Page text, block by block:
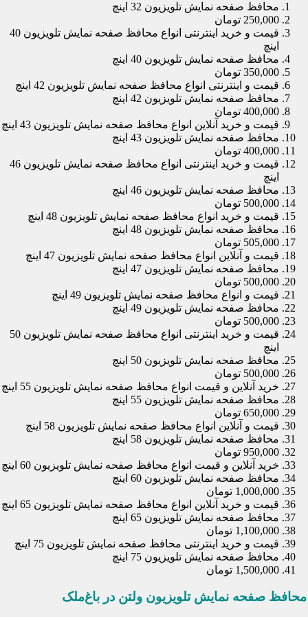
محافظ صفحه نمایش تلویزیون 32 اینچ
250,000 تومان
قیمت و خرید اینترنتی انواع محافظ صفحه نمایش تلویزیون 40
اینچ
محافظ صفحه نمایش تلویزیون 40 اینچ
350,000 تومان
قیمت و اینترنتی انواع محافظ صفحه نمایش تلویزیون 42 اینچ
محافظ صفحه نمایش تلویزیون 42 اینچ
400,000 تومان
قیمت و خرید آنلاین انواع محافظ صفحه نمایش تلویزیون 43 اینچ
محافظ صفحه نمایش تلویزیون 43 اینچ
400,000 تومان
قیمت و خرید اینترنتی انواع محافظ صفحه نمایش تلویزیون 46
اینچ
محافظ صفحه نمایش تلویزیون 46 اینچ
500,000 تومان
قیمت و خرید انواع محافظ صفحه نمایش تلویزیون 48 اینچ
محافظ صفحه نمایش تلویزیون 48 اینچ
505,000 تومان
قیمت و آنلاین انواع محافظ صفحه نمایش تلویزیون 47 اینچ
محافظ صفحه نمایش تلویزیون 47 اینچ
500,000 تومان
قیمت و انواع محافظ صفحه نمایش تلویزیون 49 اینچ
محافظ صفحه نمایش تلویزیون 49 اینچ
500,000 تومان
قیمت و خرید اینترنتی انواع محافظ صفحه نمایش تلویزیون 50
اینچ
محافظ صفحه نمایش تلویزیون 50 اینچ
500,000 تومان
خرید آنلاین و قیمت انواع محافظ صفحه نمایش تلویزیون 55 اینچ
محافظ صفحه نمایش تلویزیون 55 اینچ
650,000 تومان
قیمت و آنلاین انواع محافظ صفحه نمایش تلویزیون 58 اینچ
محافظ صفحه نمایش تلویزیون 58 اینچ
950,000 تومان
خرید آنلاین و قیمت انواع محافظ صفحه نمایش تلویزیون 60 اینچ
محافظ صفحه نمایش تلویزیون 60 اینچ
1,000,000 تومان
قیمت و خرید آنلاین انواع محافظ صفحه نمایش تلویزیون 65 اینچ
محافظ صفحه نمایش تلویزیون 65 اینچ
1,100,000 تومان
قیمت و خرید اینترنتی محافظ صفحه نمایش تلویزیون 75 اینچ
محافظ صفحه نمایش تلویزیون 75 اینچ
1,500,000 تومان
محافظ صفحه نمایش تلویزیون ولتن در باغ‌ملک